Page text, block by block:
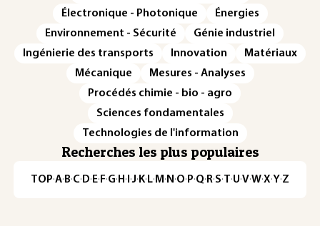
Électronique - Photonique
Énergies
Environnement - Sécurité
Génie industriel
Ingénierie des transports
Innovation
Matériaux
Mécanique
Mesures - Analyses
Procédés chimie - bio - agro
Sciences fondamentales
Technologies de l'information
Recherches les plus populaires
TOP·A·B·C· D· E· F·G· H · ·J· K· L· M · N ·O· P·Q· R·S·T·U·V·W·X·Y·Z